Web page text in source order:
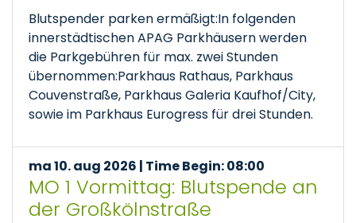
Blutspender parken ermäßigt:In folgenden
innerstädtischen APAG Parkhäusern werden
die Parkgebühren für max. zwei Stunden
übernommen:Parkhaus Rathaus, Parkhaus
Couvenstraße, Parkhaus Galeria Kaufhof/City,
sowie im Parkhaus Eurogress für drei Stunden.
ma 10. aug 2026 | Time Begin: 08:00
MO 1 Vormittag: Blutspende an
der Großkölnstraße